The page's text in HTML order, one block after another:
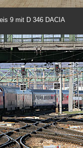
9 mit D 346 DACIA